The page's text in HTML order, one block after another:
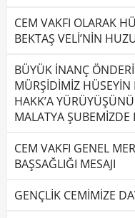
CEM VAKFI OLARAK
BEKTAŞ VELİ’NİN
BÜYÜK İNANÇ
MÜRŞİDİMİZ
HAKK’A
MALATYA
CEM VAKFI GENEL
BAŞSAĞLIĞI MESAJI
GENÇLİK CEMİMİZE